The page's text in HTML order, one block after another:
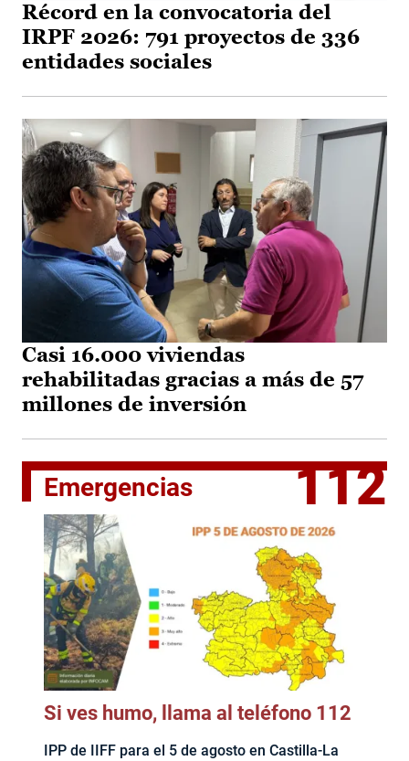
Récord en la convocatoria del
IRPF 2026: 791 proyectos de 336
entidades sociales
Casi 16.000 viviendas
rehabilitadas gracias a más de 57
millones de inversión
Emergencias 112
Si ves humo, llama al teléfono 112
IPP de IIFF para el 5 de agosto en Castilla-La